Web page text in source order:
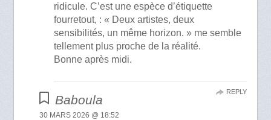
ridicule. C’est une espèce d’étiquette
fourretout, : « Deux artistes, deux
sensibilités, un même horizon. » me semble
tellement plus proche de la réalité.
Bonne après midi.
Baboula
30 MARS 2026 @ 18:52
REPLY